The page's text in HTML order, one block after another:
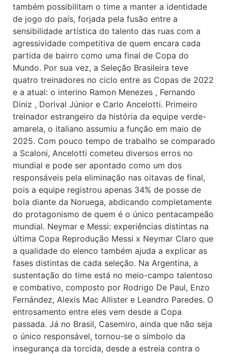
também possibilitam o time a manter a identidade
de jogo do país, forjada pela fusão entre a
sensibilidade artística do talento das ruas com a
agressividade competitiva de quem encara cada
partida de bairro como uma final de Copa do
Mundo. Por sua vez, a Seleção Brasileira teve
quatro treinadores no ciclo entre as Copas de 2022
e a atual: o interino Ramon Menezes , Fernando
Diniz , Dorival Júnior e Carlo Ancelotti. Primeiro
treinador estrangeiro da história da equipe verde-
amarela, o italiano assumiu a função em maio de
2025. Com pouco tempo de trabalho se comparado
a Scaloni, Ancelotti cometeu diversos erros no
mundial e pode ser apontado como um dos
responsáveis pela eliminação nas oitavas de final,
pois a equipe registrou apenas 34% de posse de
bola diante da Noruega, abdicando completamente
do protagonismo de quem é o único pentacampeão
mundial. Neymar e Messi: experiências distintas na
última Copa Reprodução Messi x Neymar Claro que
a qualidade do elenco também ajuda a explicar as
fases distintas de cada seleção. Na Argentina, a
sustentação do time está no meio-campo talentoso
e combativo, composto por Rodrigo De Paul, Enzo
Fernández, Alexis Mac Allister e Leandro Paredes. O
entrosamento entre eles vem desde a Copa
passada. Já no Brasil, Casemiro, ainda que não seja
o único responsável, tornou-se o símbolo da
insegurança da torcida, desde a estreia contra o